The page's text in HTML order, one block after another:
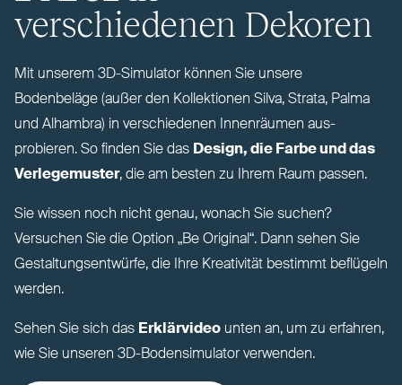
verschiedenen Dekoren
Mit unserem 3D-Simulator können Sie unsere
Bodenbeläge (außer den Kol­lektionen Silva, Strata, Palma
und Alhambra) in ver­schiedenen Innenräumen aus­
probieren. So finden Sie das Design, die Farbe und das
Ver­le­gemuster, die am besten zu Ihrem Raum passen.
Sie wissen noch nicht genau, wonach Sie suchen?
Versuchen Sie die Option „Be Original“. Dann sehen Sie
Gestal­tungs­entwürfe, die Ihre Krea­tivität bestimmt beflügeln
werden.
Sehen Sie sich das Erklärvideo unten an, um zu erfahren,
wie Sie unseren 3D-Boden­si­mulator verwenden.